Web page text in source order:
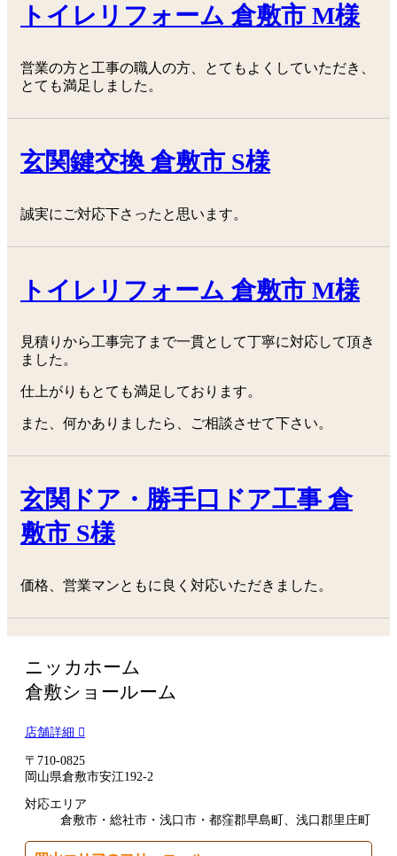
トイレリフォーム 倉敷市 M様
営業の方と工事の職人の方、とてもよくしていただき、
とても満足しました。
玄関鍵交換 倉敷市 S様
誠実にご対応下さったと思います。
トイレリフォーム 倉敷市 M様
見積りから工事完了まで一貫として丁寧に対応して頂き
ました。
仕上がりもとても満足しております。
また、何かありましたら、ご相談させて下さい。
玄関ドア・勝手口ドア工事 倉
敷市 S様
価格、営業マンともに良く対応いただきました。
ニッカホーム
倉敷ショールーム
店舗詳細
〒710-0825
岡山県倉敷市安江192-2
対応エリア
倉敷市・総社市・浅口市・都窪郡早島町、浅口郡里庄町